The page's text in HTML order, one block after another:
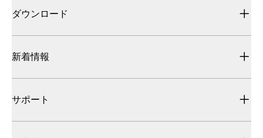
ダウンロード
新着情報
サポート